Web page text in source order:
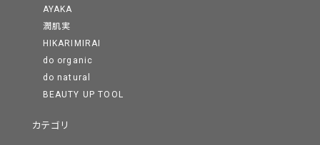
AYAKA
潤肌実
HIKARIMIRAI
do organic
do natural
BEAUTY UP TOOL
カテゴリ